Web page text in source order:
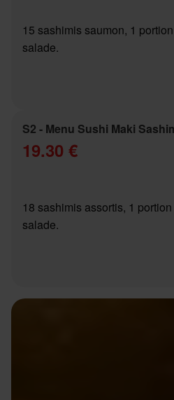
15 sashimis saumon, 1
salade.
S2 - Menu Sushi Maki
19.30 €
18 sashimis assortis, 1
salade.